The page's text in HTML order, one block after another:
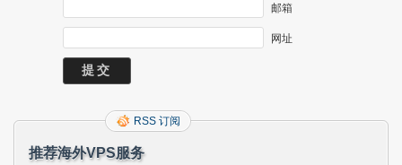
邮箱
网址
RSS 订阅
推荐海外VPS服务